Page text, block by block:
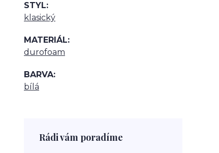
STYL
klasický
MATERIÁL
durofoam
BARVA
bílá
Rádi vám poradíme